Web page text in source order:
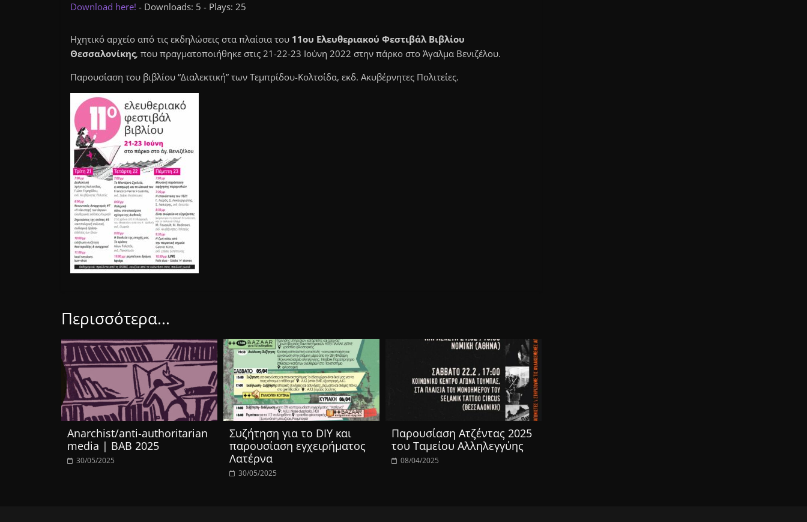
Download here! - Downloads: 5 - Plays: 25
Ηχητικό αρχείο από τις εκδηλώσεις στα πλαίσια του 11ου Ελευθεριακού Φεστιβάλ Βιβλίου
Θεσσαλονίκης, που πραγματοποιήθηκε στις 21-22-23 Ιούνη 2022 στην πάρκο στο Άγαλμα Βενιζέλου.
Παρουσίαση του βιβλίου “Διαλεκτική” των Τεμπρίδου-Κολτσίδα, εκδ. Ακυβέρνητες Πολιτείες.
Περισσότερα...
Anarchist/anti-authoritarian
media | BAB 2025
30/05/2025
Συζήτηση για το DIY και
παρουσίαση εγχειρήματος
Λατέρνα
30/05/2025
Παρουσίαση Ατζέντας 2025
του Ταμείου Αλληλεγγύης
08/04/2025